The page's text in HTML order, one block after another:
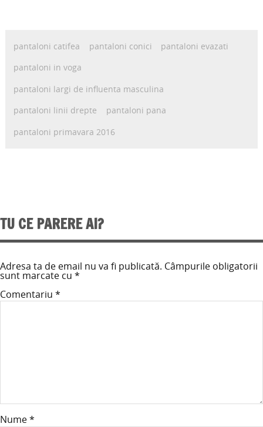
pantaloni catifea pantaloni conici
pantaloni evazati
pantaloni in voga
pantaloni largi de influenta masculina
pantaloni linii drepte
pantaloni pana
pantaloni primavara 2016
TU CE PARERE AI?
Adresa ta de email nu va fi publicată. Câmpurile obligatorii
sunt marcate cu *
Comentariu *
Nume*